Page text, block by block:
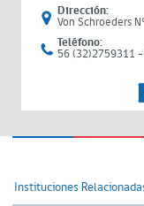
Dirección:
Von Schroeders
Teléfono:
56 (32)2759311
Instituciones